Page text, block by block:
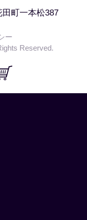
町一本松387
ー
Reserved.